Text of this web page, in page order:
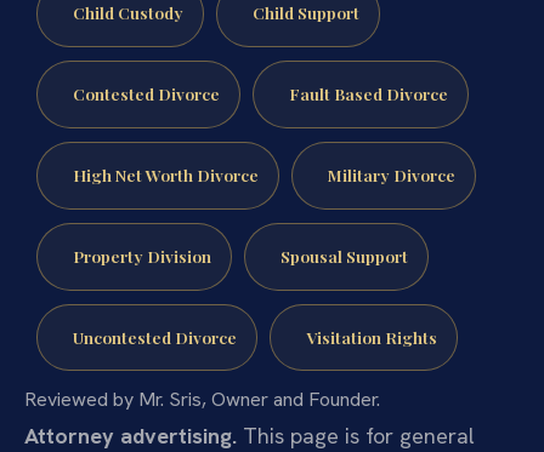
Child Custody Child Support
Contested Divorce Fault Based Divorce
High Net Worth Divorce Military Divorce
Property Division Spousal Support
Uncontested Divorce Visitation Rights
Reviewed by Mr. Sris, Owner and Founder.
Attorney advertising. This page is for general